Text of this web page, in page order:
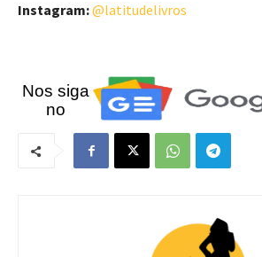
Instagram:@latitudelivros
Nos siga
no